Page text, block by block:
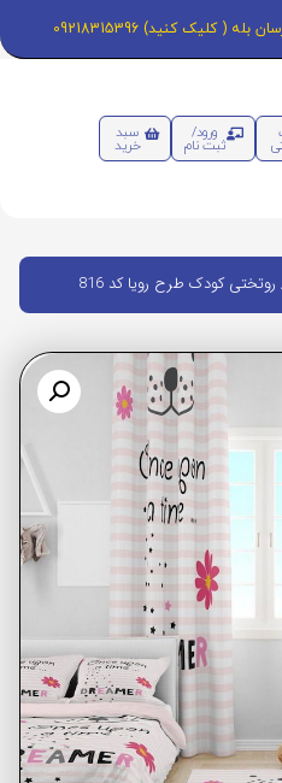
( کلیک کنید) 09218315396
ورود/
ثبت نام
سبد
خرید
کودک طرح رویا کد 816